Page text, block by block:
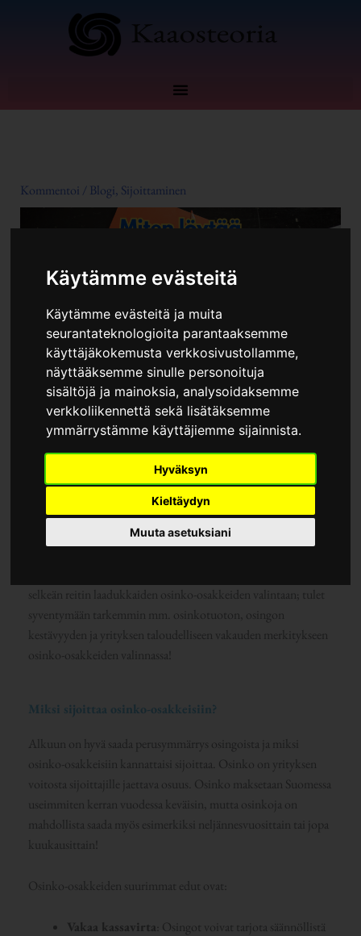
Käytämme evästeitä
Käytämme evästeitä ja muita
seurantateknologioita parantaaksemme
käyttäjäkokemusta verkkosivustollamme,
näyttääksemme sinulle personoituja
sisältöjä ja mainoksia, analysoidaksemme
verkkoliikennettä sekä lisätäksemme
ymmärrystämme käyttäjiemme sijainnista.
Hyväksyn
Kieltäydyn
Muuta asetuksiani
Kommentoi / Blogi, Sijoittaminen
”Blue and White Book With Yellow Pencil” created by RDNE
Stock project, from brand Pexels on Canva.com
Osinko-osakkeet ovat erinomainen väylä kerätä passiivista tuloa
ja monet suomalaiset sijoittajat arvostavatkin jatkuvaa
osinkovirtaa omassa sijoittamisessaan. Erityisesti moni
selkeän reitin laadukkaiden osinko-osakkeiden valintaan; tulet
syventymään tarkemmin mm. osinkotuoton, osingon
kestävyyden ja yrityksen taloudelliseen vakauden merkitykseen
osinko-osakkeiden valinnassa!
Miksi sijoittaa osinko-osakkeisiin?
Alkuun on hyvä saada perusymmärrys osingoista ja miksi
osinko-osakkeisiin kannattaisi sijoittaa. Osinko on yrityksen
voitosta sijoittajille jaettava osuus. Osinko maksetaan Suomessa
useimmiten kerran vuodessa keväisin, mutta osinkoja on
mahdollista saada myös esimerkiksi neljännesvuosittain tai jopa
kuukausittain!
Osinko-osakkeiden suurimmat edut ovat:
Vakaa kassavirta : Osingot voivat tarjota säännöllistä